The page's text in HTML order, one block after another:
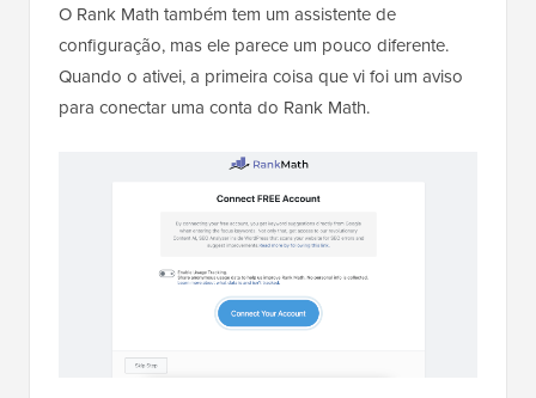
O Rank Math também tem um assistente de
configuração, mas ele parece um pouco diferente.
Quando o ativei, a primeira coisa que vi foi um aviso
para conectar uma conta do Rank Math.